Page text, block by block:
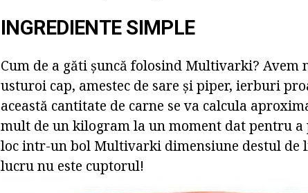
INGREDIENTE SIMPLE
Cum de a găti șuncă folosind Multivarki? Avem
usturoi cap, amestec de sare și piper, ierburi
această cantitate de carne se va calcula
mult de un kilogram la un moment dat pentru a
loc intr-un bol Multivarki dimensiune destul de
lucru nu este cuptorul!